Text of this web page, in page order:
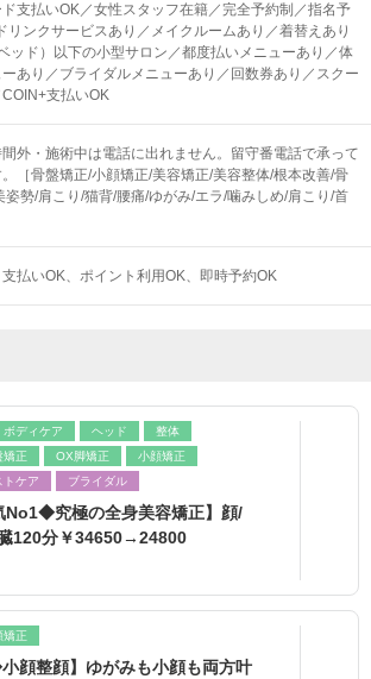
支払いOK／女性スタッフ在籍／完全予約制／指名予
リンクサービスあり／メイクルームあり／着替えあり
ッド）以下の小型サロン／都度払いメニューあり／体
あり／ブライダルメニューあり／回数券あり／スクー
支払いOK
外・施術中は電話に出れません。留守番電話で承って
［骨盤矯正/小顔矯正/美容矯正/美容整体/根本改善/骨
姿勢/肩こり/猫背/腰痛/ゆがみ/エラ/噛みしめ/肩こり/首
払いOK ポイント利用OK 即時予約OK
ボディケア ヘッド
整体
矯正 OX脚矯正
小顔矯正
トケア ブライダル
No1◆究極の全身美容矯正】顔/
120分￥34650→24800
矯正
顔整顔】ゆがみも小顔も両方叶